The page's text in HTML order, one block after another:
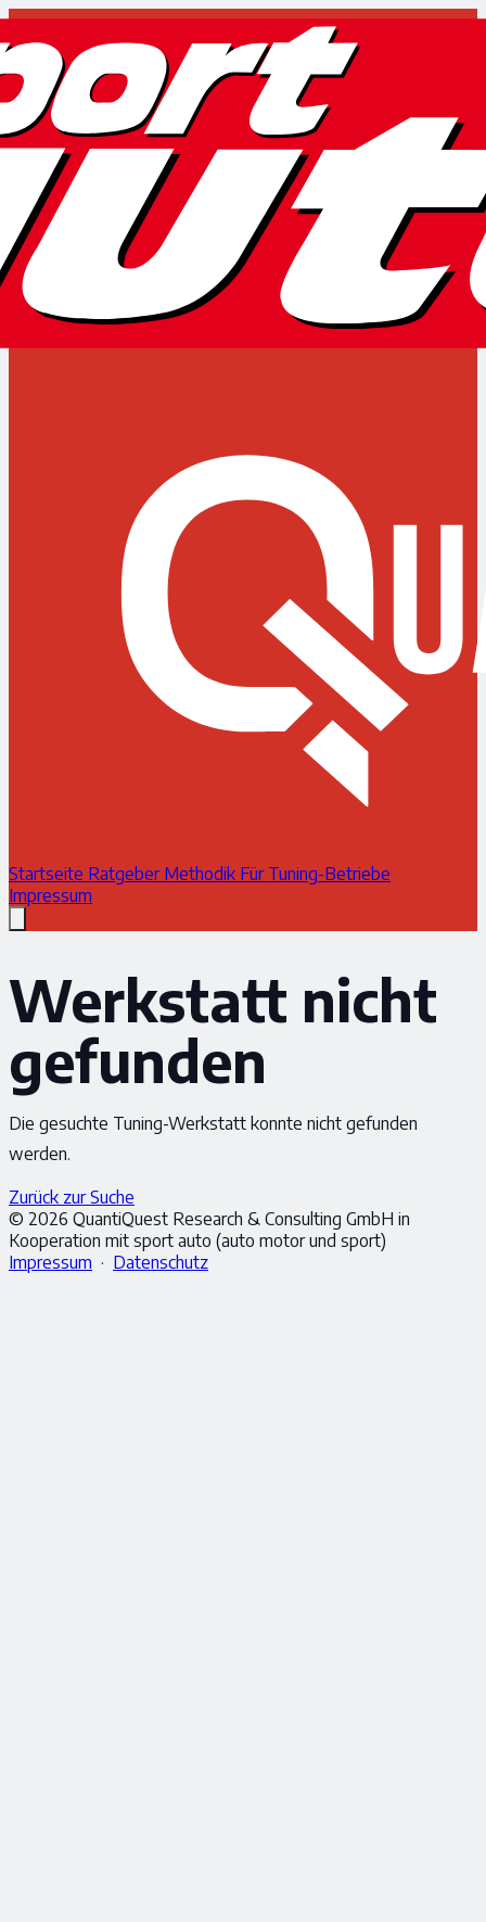
Startseite Ratgeber Methodik Für Tuning-Betriebe
Impressum
Werkstatt nicht
gefunden
Die gesuchte Tuning-Werkstatt konnte nicht gefunden
werden.
Zurück zur Suche
© 2026 QuantiQuest Research & Consulting GmbH in
Kooperation mit sport auto (auto motor und sport)
Impressum · Datenschutz